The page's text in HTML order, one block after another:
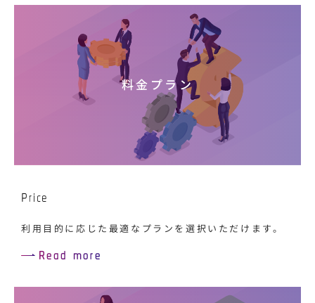
料金プラン
Price
利用目的に応じた最適なプランを選択いただけます。
Read more